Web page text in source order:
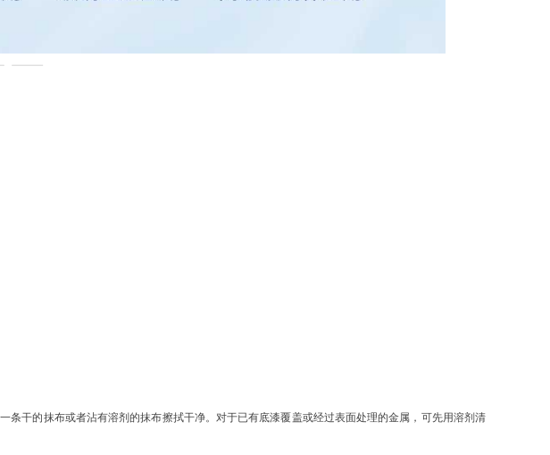
干的抹布或者沾有溶剂的抹布擦拭干净。对于已有底漆覆盖或经过表面处理的金属，可先用溶剂清